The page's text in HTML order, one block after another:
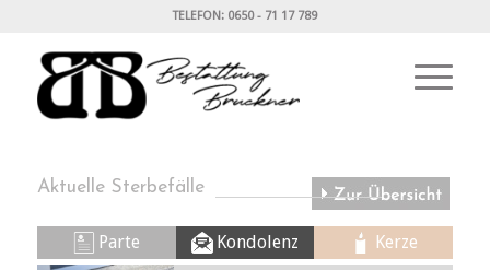
TELEFON: 0650 - 71 17 789
Aktuelle Sterbefälle
Parte Kondolenz Kerze